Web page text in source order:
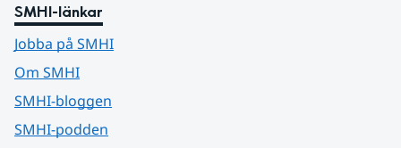
SMHI-länkar
Jobba på SMHI
Om SMHI
SMHI-bloggen
SMHI-podden